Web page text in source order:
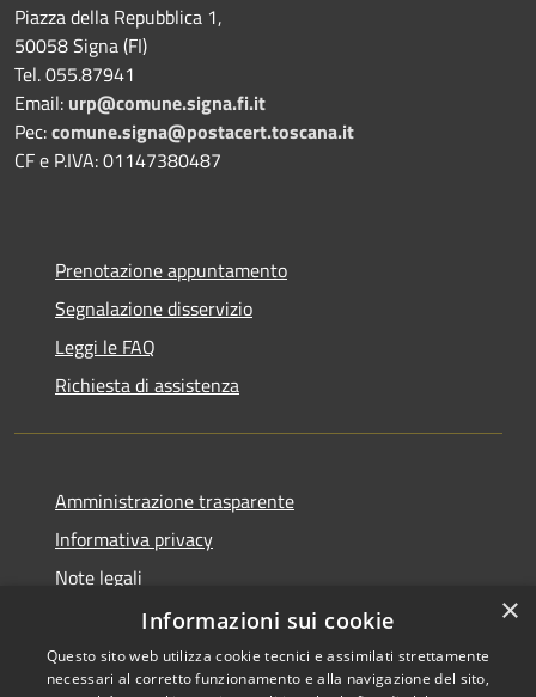
Piazza della Repubblica 1,
50058 Signa (FI)
Tel. 055.87941
Email: urp@comune.signa.fi.it
Pec:comune.signa@postacert.toscana.it
CF e P.IVA: 01147380487
Prenotazione appuntamento
Segnalazione disservizio
Leggi le FAQ
Richiesta di assistenza
Amministrazione trasparente
Informativa privacy
Note legali
Dichiarazione di accessibilità
×
Informazioni sui cookie
Questo sito web utilizza cookie tecnici e assimilati strettamente
necessari al corretto funzionamento e alla navigazione del sito,